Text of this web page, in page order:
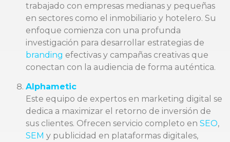
trabajado con empresas medianas y pequeñas
en sectores como el inmobiliario y hotelero. Su
enfoque comienza con una profunda
investigación para desarrollar estrategias de
branding efectivas y campañas creativas que
conectan con la audiencia de forma auténtica.
Alphametic
Este equipo de expertos en marketing digital se
dedica a maximizar el retorno de inversión de
sus clientes. Ofrecen servicio completo en SEO,
SEM y publicidad en plataformas digitales,